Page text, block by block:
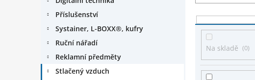
Příslušenství
Systainer, L-BOXX®, kufry
Ruční nářadí
Reklamní předměty
Stlačený vzduch
Na skladě 0
V